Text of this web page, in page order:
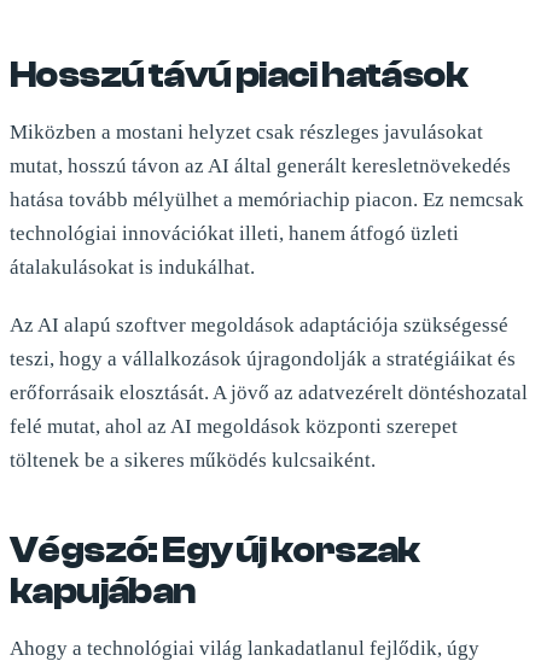
Hosszú távú piaci hatások
Miközben a mostani helyzet csak részleges javulásokat
mutat, hosszú távon az AI által generált keresletnövekedés
hatása tovább mélyülhet a memóriachip piacon. Ez nemcsak
technológiai innovációkat illeti, hanem átfogó üzleti
átalakulásokat is indukálhat.
Az AI alapú szoftver megoldások adaptációja szükségessé
teszi, hogy a vállalkozások újragondolják a stratégiáikat és
erőforrásaik elosztását. A jövő az adatvezérelt döntéshozatal
felé mutat, ahol az AI megoldások központi szerepet
töltenek be a sikeres működés kulcsaiként.
Végszó: Egy új korszak
kapujában
Ahogy a technológiai világ lankadatlanul fejlődik, úgy